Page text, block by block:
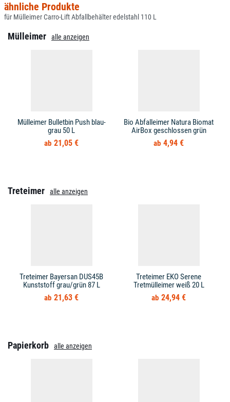
ähnliche Produkte
für Mülleimer Carro-Lift Abfallbehälter edelstahl 110 L
Mülleimer alle anzeigen
Mülleimer Bulletbin Push blau-
grau 50 L
21,05 €
Bio Abfalleimer Natura Biomat
AirBox geschlossen grün
4,94 €
Treteimer alle anzeigen
Treteimer Bayersan DUS45B
Kunststoff grau/grün 87 L
21,63 €
Treteimer EKO Serene
Tretmülleimer weiß 20 L
24,94 €
Papierkorb alle anzeigen